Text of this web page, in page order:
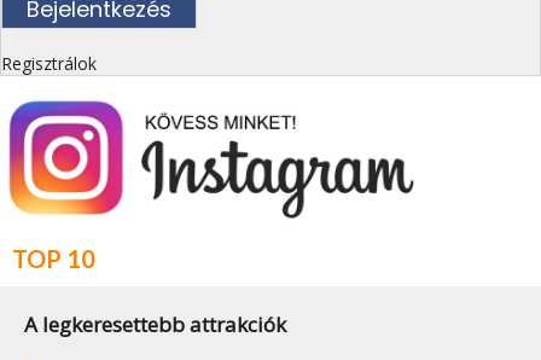
Regisztrálok
TOP 10
A legkeresettebb attrakciók